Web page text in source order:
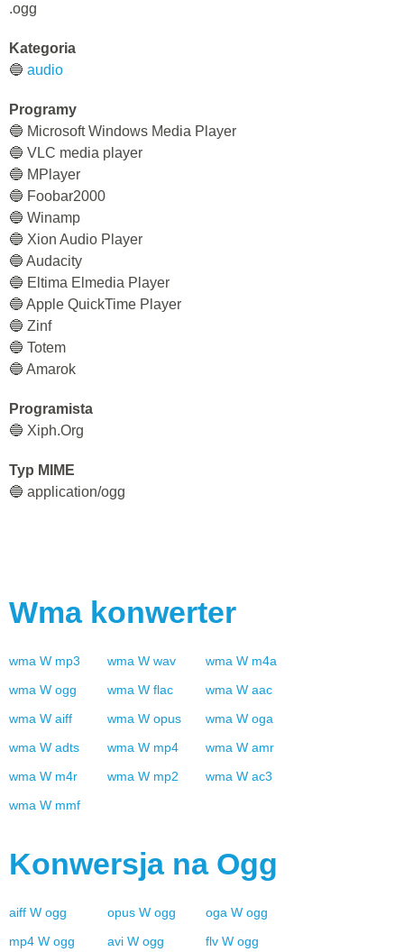
.ogg
Kategoria
🔵 audio
Programy
🔵 Microsoft Windows Media Player
🔵 VLC media player
🔵 MPlayer
🔵 Foobar2000
🔵 Winamp
🔵 Xion Audio Player
🔵 Audacity
🔵 Eltima Elmedia Player
🔵 Apple QuickTime Player
🔵 Zinf
🔵 Totem
🔵 Amarok
Programista
🔵 Xiph.Org
Typ MIME
🔵 application/ogg
Wma konwerter
wma W mp3 wma W wav wma W m4a
wma W ogg wma W flac wma W aac
wma W aiff wma W opus wma W oga
wma W adts wma W mp4 wma W amr
wma W m4r wma W mp2 wma W ac3
wma W mmf
Konwersja na Ogg
aiff W ogg opus W ogg oga W ogg
mp4 W ogg avi W ogg flv W ogg